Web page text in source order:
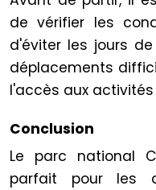
de vérifier les
d'éviter les jours
déplacements
l'accès aux
Conclusion
Le parc national
parfait pour les